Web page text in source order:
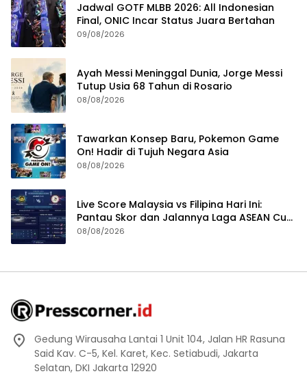
Jadwal GOTF MLBB 2026: All Indonesian
Final, ONIC Incar Status Juara Bertahan
09/08/2026
Ayah Messi Meninggal Dunia, Jorge Messi
Tutup Usia 68 Tahun di Rosario
08/08/2026
Tawarkan Konsep Baru, Pokemon Game
On! Hadir di Tujuh Negara Asia
08/08/2026
Live Score Malaysia vs Filipina Hari Ini:
Pantau Skor dan Jalannya Laga ASEAN Cup
2026
08/08/2026
Gedung Wirausaha Lantai 1 Unit 104, Jalan HR Rasuna
Said Kav. C-5, Kel. Karet, Kec. Setiabudi, Jakarta
Selatan, DKI Jakarta 12920